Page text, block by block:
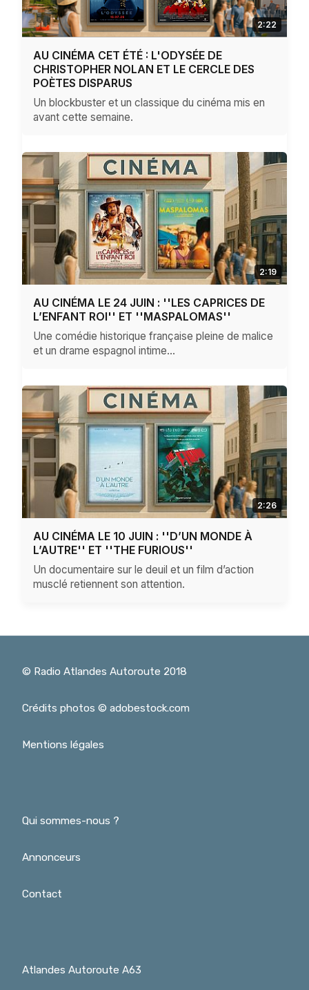
2:22
AU CINÉMA CET ÉTÉ : L'ODYSÉE DE
CHRISTOPHER NOLAN ET LE CERCLE DES
POÈTES DISPARUS
Un blockbuster et un classique du cinéma mis en
avant cette semaine.
2:19
AU CINÉMA LE 24 JUIN : ''LES CAPRICES DE
L’ENFANT ROI'' ET ''MASPALOMAS''
Une comédie historique française pleine de malice
et un drame espagnol intime…
2:26
AU CINÉMA LE 10 JUIN : ''D’UN MONDE À
L’AUTRE'' ET ''THE FURIOUS''
Un documentaire sur le deuil et un film d’action
musclé retiennent son attention.
© Radio Atlandes Autoroute 2018
Crédits photos © adobestock.com
Mentions légales
Qui sommes-nous ?
Annonceurs
Contact
Atlandes Autoroute A63